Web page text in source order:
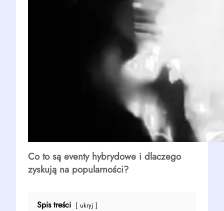
Co to są eventy hybrydowe i dlaczego
zyskują na popularności?
Spis treści ukryj